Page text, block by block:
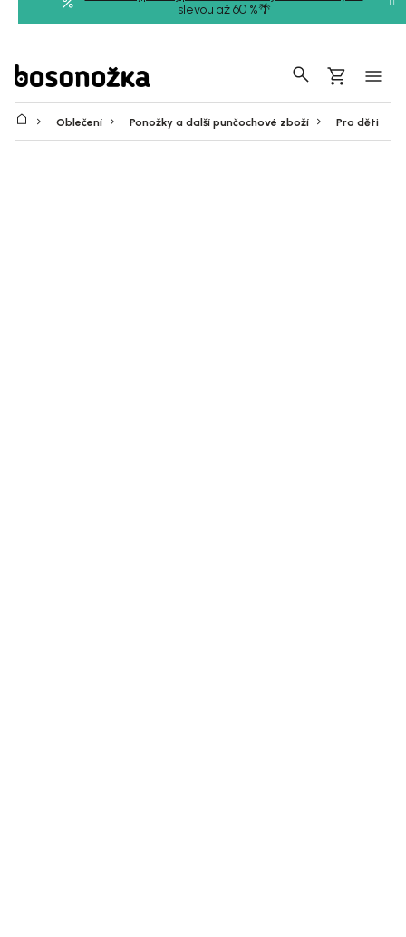
slevou až 60 %🌴
Hledat
Nákupní
košík
Oblečení Ponožky a další punčochové zboží Pro děti